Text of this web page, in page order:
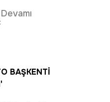
BAŞKENTİ